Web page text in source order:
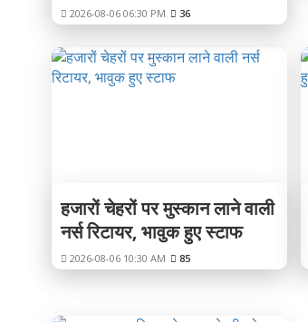
2026-08-06 06:30 PM 36
हजारों चेहरों पर मुस्कान लाने वाली
नर्स रिटायर, भावुक हुए स्टाफ
2026-08-06 10:30 AM 85